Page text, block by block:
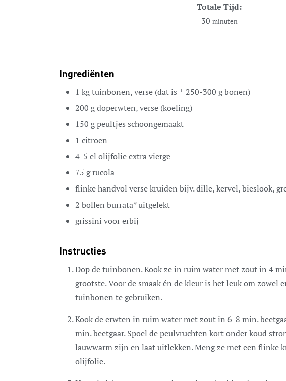
Totale Tijd:
30 minuten
Ingrediënten
1 kgtuinbonen,verse (dat is ± 250-300 g bonen)
200 gdoperwten,verse (koeling)
150 gpeultjes schoongemaakt
1 citroen
4-5 el olijfolieextra vierge
75 grucola
flinke handvol verse kruiden bijv. dille, kervel, bieslook,
2 bollen burrata*uitgelekt
grissini voor erbij
Instructies
Dop de tuinbonen. Kook ze in ruim water met zout in 4
grootste. Voor de smaak én de kleur is het leuk om zowel
tuinbonen te gebruiken.
Kook de erwten in ruim water met zout in 6-8 min.
min. beetgaar. Spoel de peulvruchten kort onder koud
lauwwarm zijn en laat uitlekken. Meng ze met een flinke
olijfolie.